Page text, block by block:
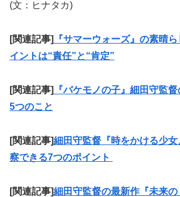
(文：ヒナタカ)
[関連記事]
『サマーウォーズ』の素晴
イントは“責任”と“肯定”
[関連記事]
『バケモノの子』細田守監
5つのこと
[関連記事]細田守監督『時をかける少
察できる7つのポイント
[関連記事]細田守監督の最新作『未来